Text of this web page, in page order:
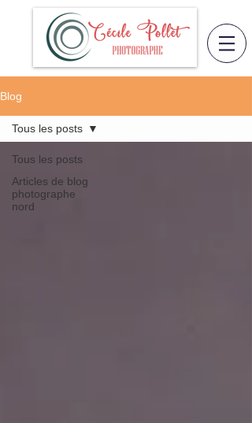
Blog
Tous les posts
Articles de blog
photographe
nord
Tous les posts